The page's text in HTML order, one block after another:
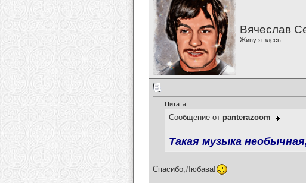
Вячеслав
Живу я здесь
Цитата:
Сообщение от panterazoom
Такая музыка
Спасибо,Любава!